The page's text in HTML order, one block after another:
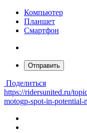
Компьютер
Планшет
Смартфон
Отправить
Поделиться
https://ridersunited.ru/
motogp-spot-in-potential-